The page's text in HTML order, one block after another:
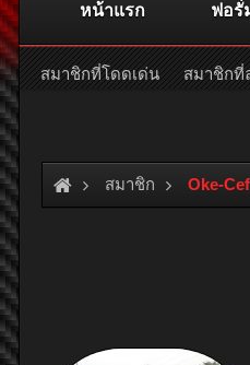
สมาชิก Oke-Cef
หน้าแรก ฟอรั่
สมาชิกที่โดดเด่น สมาชิกที่